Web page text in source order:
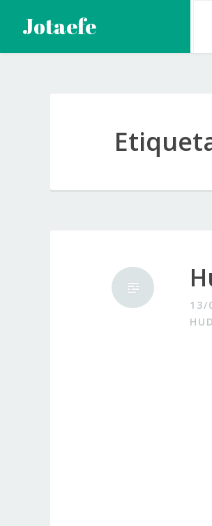
contenido
Jotaefe
13/